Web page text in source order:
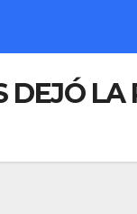
DEJÓ